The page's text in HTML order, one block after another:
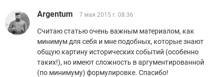
Argentum 7 мая 2015 г. 08:36
Считаю статью очень важным материалом, как
минимум для себя и мне подобных, которые знают
общую картину исторических событий (особенно
таких!), но имеют сложность в аргументированной
(по минимуму) формулировке. Спасибо!